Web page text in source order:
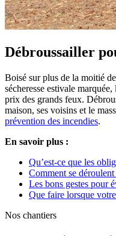
Débroussailler
Boisé sur plus de la moitié
sécheresse estivale
prix des grands feux.
maison, ses voisins et le
prévention des incendies.
En savoir plus :
Qu’est-ce que les
Comment se
Les bons gestes pour
Que faire lorsque
Nos chantiers